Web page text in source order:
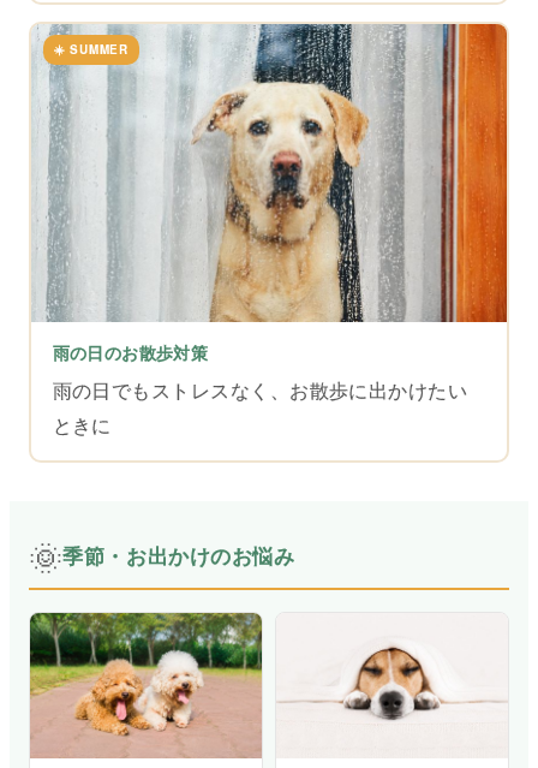
☀️ SUMMER
雨の日のお散歩対策
雨の日でもストレスなく、お散歩に出かけたい
ときに
🌞季節・お出かけのお悩み